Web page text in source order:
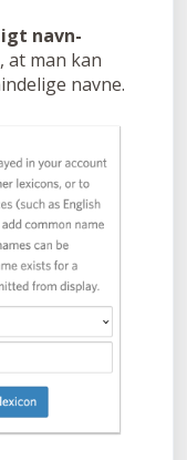
navn-
man kan
navne.